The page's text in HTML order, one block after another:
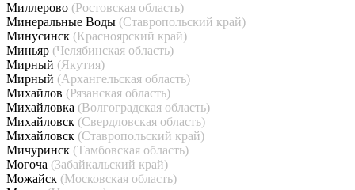
Миллерово (Ростовская область)
Минеральные Воды (Ставропольский край)
Минусинск (Красноярский край)
Миньяр (Челябинская область)
Мирный (Якутия)
Мирный (Архангельская область)
Михайлов (Рязанская область)
Михайловка (Волгоградская область)
Михайловск (Свердловская область)
Михайловск (Ставропольский край)
Мичуринск (Тамбовская область)
Могоча (Забайкальский край)
Можайск (Московская область)